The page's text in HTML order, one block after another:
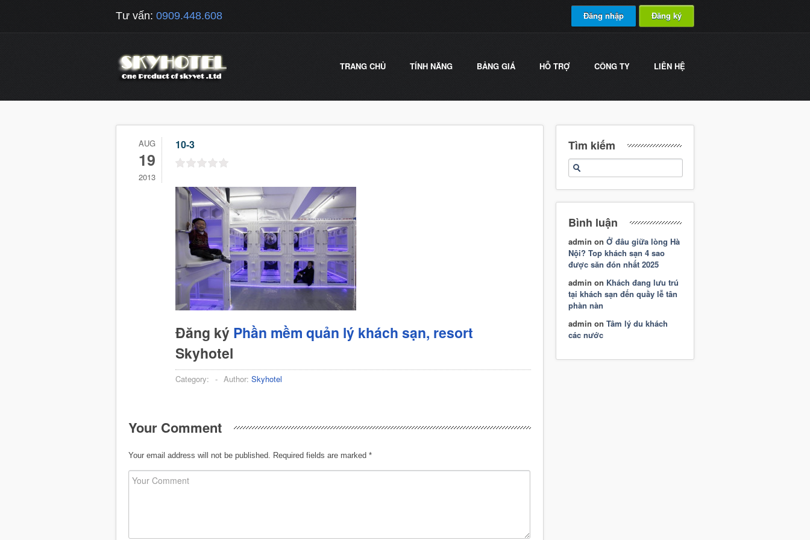
Tư vấn: 0909.448.608 Đăng nhập Đăng ký
TRANG CHỦ TÍNH NĂNG BẢNG GIÁ HỖ TRỢ CÔNG TY LIÊN HỆ
AUG
19
2013
10-3
Đăng ký Phần mềm quản lý khách sạn, resort
Skyhotel
Category: - Author: Skyhotel
Your Comment
Your email address will not be published. Required fields are marked *
Tìm kiếm
Bình luận
admin on Ở đâu giữa lòng Hà
Nội? Top khách sạn 4 sao
được săn đón nhất 2025
admin on Khách đang lưu trú
tại khách sạn đến quầy lễ tân
phàn nàn
admin on Tâm lý du khách
các nước